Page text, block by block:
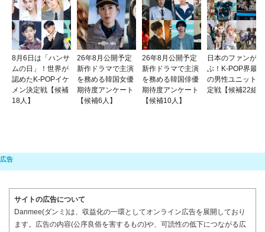
8月6日は「ハンサ
ムの日」！世界が
認めたK-POPイケ
メン決定戦【候補
18人】
26年8月公開予定
新作ドラマで主演
を務める韓国女優
期待度アンケート
【候補6人】
26年8月公開予定
新作ドラマで主演
を務める韓国俳優
期待度アンケート
【候補10人】
日本のファンが選
ぶ！K-POP界最強
の男性ユニット決
定戦【候補22組】
サイトの広告について
Danmee(ダンミ)は、収益化の一環としてオンライン広告を展開しており
ます。広告の内容(公序良俗を害するもの)や、可読性の低下につながる広